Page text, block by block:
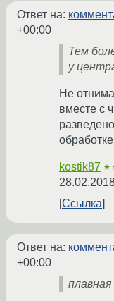
Ответ на:
+00:00
Тем
у
Не
вместе с
kostik87
Ссылка
Ответ на:
+00:00